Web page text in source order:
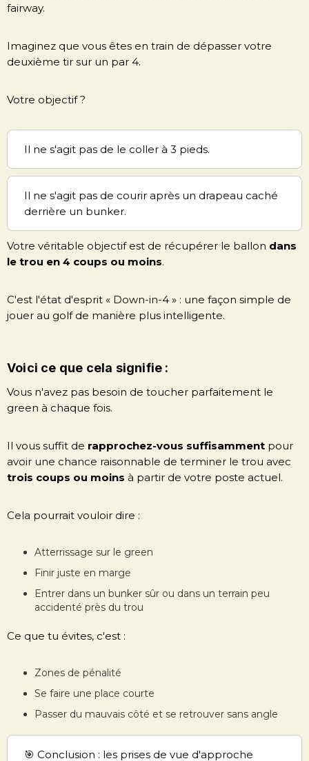
fairway.
Imaginez que vous êtes en train de dépasser votre
deuxième tir sur un par 4.
Votre objectif ?
Il ne s'agit pas de le coller à 3 pieds.
Il ne s'agit pas de courir après un drapeau caché
derrière un bunker.
Votre véritable objectif est de récupérer le ballon dans
le trou en 4 coups ou moins.
C'est l'état d'esprit « Down-in-4 » : une façon simple de
jouer au golf de manière plus intelligente.
Voici ce que cela signifie :
Vous n'avez pas besoin de toucher parfaitement le
green à chaque fois.
Il vous suffit de rapprochez-vous suffisamment pour
avoir une chance raisonnable de terminer le trou avec
trois coups ou moins à partir de votre poste actuel.
Cela pourrait vouloir dire :
Atterrissage sur le green
Finir juste en marge
Entrer dans un bunker sûr ou dans un terrain peu
accidenté près du trou
Ce que tu évites, c'est :
Zones de pénalité
Se faire une place courte
Passer du mauvais côté et se retrouver sans angle
🎯 Conclusion : les prises de vue d'approche